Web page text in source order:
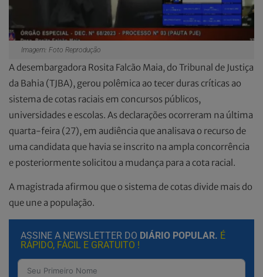
Imagem: Foto Reprodução
A desembargadora Rosita Falcão Maia, do Tribunal de Justiça
da Bahia (TJBA), gerou polêmica ao tecer duras críticas ao
sistema de cotas raciais em concursos públicos,
universidades e escolas. As declarações ocorreram na última
quarta-feira (27), em audiência que analisava o recurso de
uma candidata que havia se inscrito na ampla concorrência
e posteriormente solicitou a mudança para a cota racial.
A magistrada afirmou que o sistema de cotas divide mais do
que une a população.
ASSINE A NEWSLETTER DO DIÁRIO POPULAR. É
RÁPIDO, FÁCIL E GRATUITO !